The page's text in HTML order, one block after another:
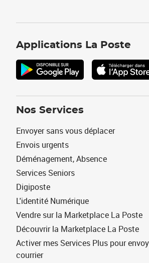
Applications La Poste
Nos Services
Envoyer sans vous déplacer
Envois urgents
Déménagement, Absence
Services Seniors
Digiposte
L'identité Numérique
Vendre sur la Marketplace La Poste
Découvrir la Marketplace La Poste
Activer mes Services Plus pour
courrier